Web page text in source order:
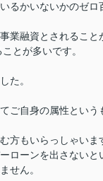
るかいないかのゼ
業融資とされること
とが多いです。
た。
ご自身の属性という
方もいらっしゃい
ローンを出さない
せん。